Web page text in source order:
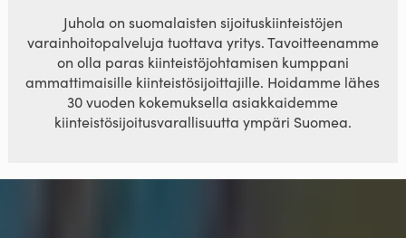
Juhola on suomalaisten sijoituskiinteistöjen
varainhoitopalveluja tuottava yritys. Tavoitteenamme
on olla paras kiinteistöjohtamisen kumppani
ammattimaisille kiinteistösijoittajille. Hoidamme lähes
30 vuoden kokemuksella asiakkaidemme
kiinteistösijoitusvarallisuutta ympäri Suomea.